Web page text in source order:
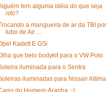
tem alguma idéia do que seja
isto?
a mangueira de ar da TBI por
tubo de Air ...
Kadett E GSi
que belo bodykit para o VW Polo
iluminada para o Sentra
iluminadas para Nissan Altima
do Homem-Aranha :-)